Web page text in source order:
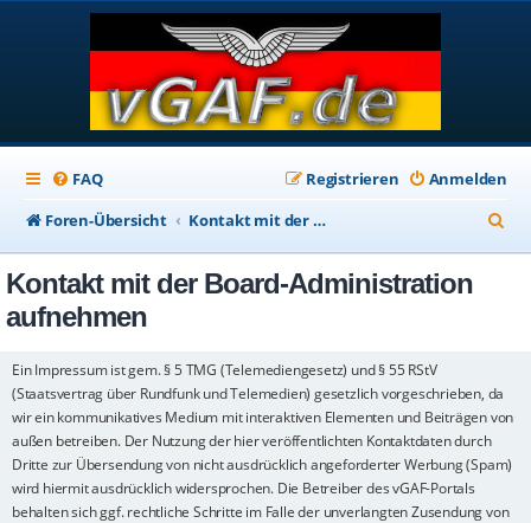
FAQ Anmelden
Registrieren
Foren-Übersicht
Kontakt mit der Board-Administration aufnehmen
u
Kontakt mit der Board-Administration
aufnehmen
Ein Impressum ist gem. § 5 TMG (Telemediengesetz) und § 55 RStV
(Staatsvertrag über Rundfunk und Telemedien) gesetzlich vorgeschrieben, da
wir ein kommunikatives Medium mit interaktiven Elementen und Beiträgen von
außen betreiben. Der Nutzung der hier veröffentlichten Kontaktdaten durch
Dritte zur Übersendung von nicht ausdrücklich angeforderter Werbung (Spam)
wird hiermit ausdrücklich widersprochen. Die Betreiber des vGAF-Portals
behalten sich ggf. rechtliche Schritte im Falle der unverlangten Zusendung von